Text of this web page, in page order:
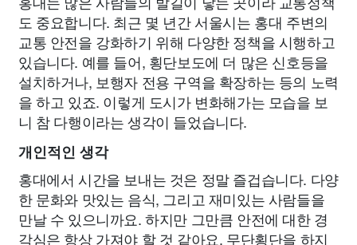
도 중요합니다. 최근 몇 년간 서울시는 홍대 주변의
교통 안전을 강화하기 위해 다양한 정책을 시행하고
있습니다. 예를 들어, 횡단보도에 더 많은 신호등을
설치하거나, 보행자 전용 구역을 확장하는 등의 노력
을 하고 있죠. 이렇게 도시가 변화해가는 모습을 보
니 참 다행이라는 생각이 들었습니다.
개인적인 생각
홍대에서 시간을 보내는 것은 정말 즐겁습니다. 다양
한 문화와 맛있는 음식, 그리고 재미있는 사람들을
만날 수 있으니까요. 하지만 그만큼 안전에 대한 경
각심은 항상 가져야 할 것 같아요. 무단횡단을 하지